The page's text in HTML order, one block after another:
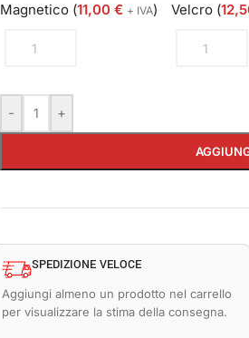
Magnetico (11,00 € + IVA) Velcro (
- +
SPEDIZIONE VELOCE
Aggiungi almeno un prodotto nel carrello
per visualizzare la stima della consegna.